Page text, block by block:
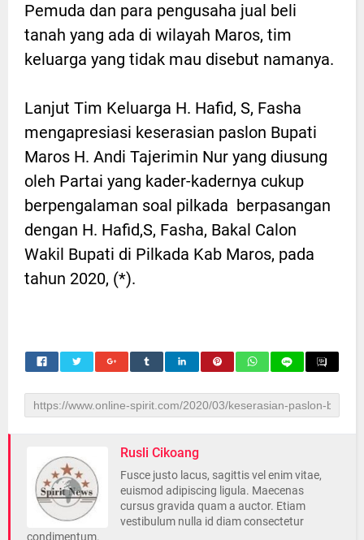
Pemuda dan para pengusaha jual beli
tanah yang ada di wilayah Maros, tim
keluarga yang tidak mau disebut namanya.
Lanjut Tim Keluarga H. Hafid, S, Fasha
mengapresiasi keserasian paslon Bupati
Maros H. Andi Tajerimin Nur yang diusung
oleh Partai yang kader-kadernya cukup
berpengalaman soal pilkada berpasangan
dengan H. Hafid,S, Fasha, Bakal Calon
Wakil Bupati di Pilkada Kab Maros, pada
tahun 2020, (*).
Rusli Cikoang
Fusce justo lacus, sagittis vel enim vitae,
euismod adipiscing ligula. Maecenas
cursus gravida quam a auctor. Etiam
vestibulum nulla id diam consectetur
condimentum.